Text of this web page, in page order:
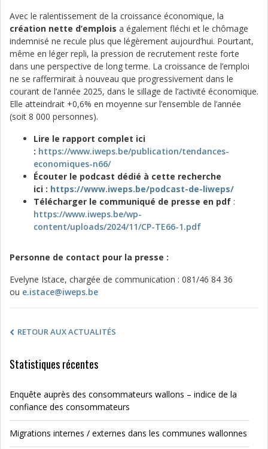
Avec le ralentissement de la croissance économique, la
création nette d’emplois a également fléchi et le chômage
indemnisé ne recule plus que légèrement aujourd’hui. Pourtant,
même en léger repli, la pression de recrutement reste forte
dans une perspective de long terme. La croissance de l’emploi
ne se raffermirait à nouveau que progressivement dans le
courant de l’année 2025, dans le sillage de l’activité économique.
Elle atteindrait +0,6% en moyenne sur l’ensemble de l’année
(soit 8 000 personnes).
Lire le rapport complet ici
: https://www.iweps.be/publication/tendances-
economiques-n66/
Écouter le podcast dédié à cette recherche
ici : https://www.iweps.be/podcast-de-liweps/
Télécharger le communiqué de presse en pdf :
https://www.iweps.be/wp-
content/uploads/2024/11/CP-TE66-1.pdf
Personne de contact pour la presse :
Evelyne Istace, chargée de communication : 081/46 84 36
ou e.istace@iweps.be
RETOUR AUX ACTUALITÉS
Statistiques récentes
Enquête auprès des consommateurs wallons – indice de la
confiance des consommateurs
Migrations internes / externes dans les communes wallonnes